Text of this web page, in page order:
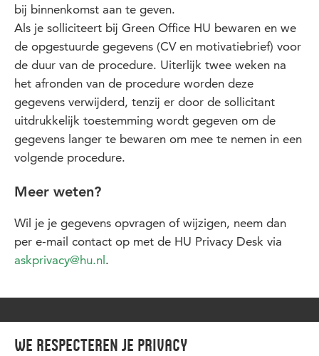
We respecteren je privacy
bij binnenkomst aan te geven.
Als je solliciteert bij Green Office HU bewaren en we
de opgestuurde gegevens (CV en motivatiebrief) voor
de duur van de procedure. Uiterlijk twee weken na
het afronden van de procedure worden deze
gegevens verwijderd, tenzij er door de sollicitant
uitdrukkelijk toestemming wordt gegeven om de
gegevens langer te bewaren om mee te nemen in een
volgende procedure.
Meer weten?
Wil je je gegevens opvragen of wijzigen, neem dan
per e-mail contact op met de HU Privacy Desk via
askprivacy@hu.nl .